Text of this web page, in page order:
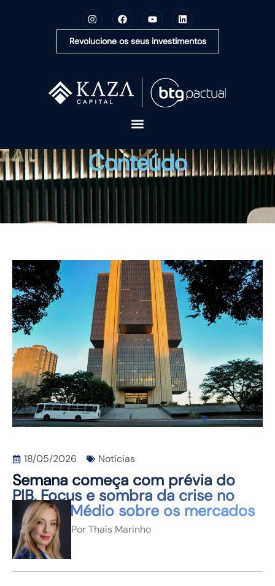
Revolucione os seus investimentos
A KAZA CAPITAL
SOLUÇÕES
MONTE SUA CARTEIRA
CONTEÚDOS
CONTATO
Conteúdo
18/05/2026 Notícias
Semana começa com prévia do
PIB, Focus e sombra da crise no
Oriente Médio sobre os mercados
PorThaís Marinho